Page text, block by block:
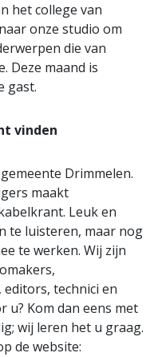
het college van
onze studio om
die van
Deze maand is
gast.
vinden
Drimmelen.
maakt
Leuk en
te luisteren, maar nog
te werken. Wij zijn
technici en
u? Kom dan eens met
wij leren het u graag.
de website: